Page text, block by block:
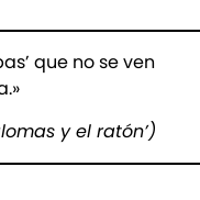
que no se ven
y el ratón’)